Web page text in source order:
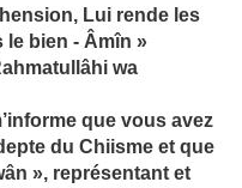
Lui rende les
le bien - Âmîn »
wa
que vous avez
du Chiisme et que
», représentant et